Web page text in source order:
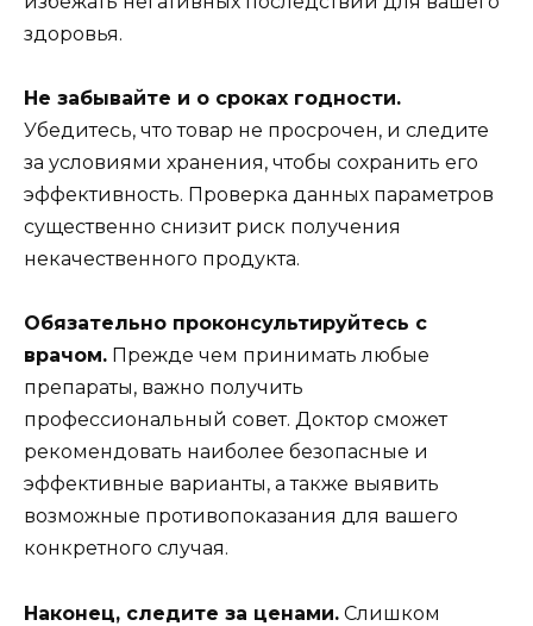
здоровья.
Не забывайте и о сроках годности.
Убедитесь, что товар не просрочен, и следите
за условиями хранения, чтобы сохранить его
эффективность. Проверка данных параметров
существенно снизит риск получения
некачественного продукта.
Обязательно проконсультируйтесь с
врачом. Прежде чем принимать любые
препараты, важно получить
профессиональный совет. Доктор сможет
рекомендовать наиболее безопасные и
эффективные варианты, а также выявить
возможные противопоказания для вашего
конкретного случая.
Наконец, следите за ценами. Слишком